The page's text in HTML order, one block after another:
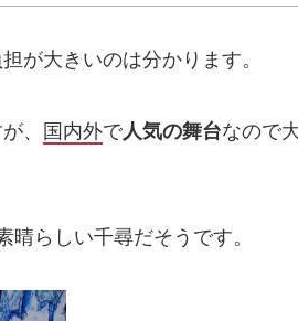
が大きいのは分かります。
、 国内外で人気の舞台なので
らしい千尋だそうです。